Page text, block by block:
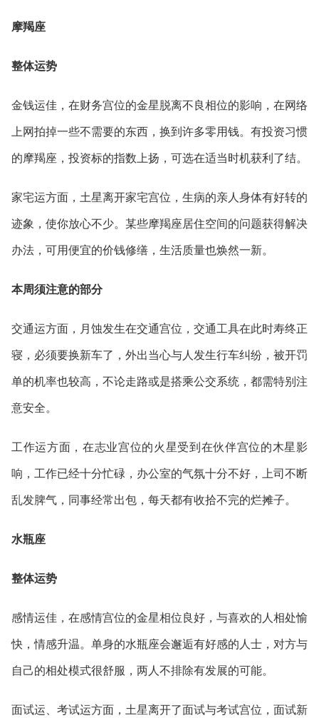
摩羯座
整体运势
金钱运佳，在财务宫位的金星脱离不良相位的影响，在网络
上网拍掉一些不需要的东西，换到许多零用钱。有投资习惯
的摩羯座，投资标的指数上扬，可选在适当时机获利了结。
家宅运方面，土星离开家宅宫位，生病的亲人身体有好转的
迹象，使你放心不少。某些摩羯座居住空间的问题获得解决
办法，可用便宜的价钱修缮，生活质量也焕然一新。
本周须注意的部分
交通运方面，月蚀发生在交通宫位，交通工具在此时寿终正
寝，必须要换新车了，外出当心与人发生行车纠纷，被开罚
单的机率也较高，不论走路或是搭乘公交系统，都需特别注
意安全。
工作运方面，在志业宫位的火星受到在伙伴宫位的木星影
响，工作已经十分忙碌，办公室的气氛十分不好，上司不断
乱发脾气，同事经常出包，每天都有收拾不完的烂摊子。
水瓶座
整体运势
感情运佳，在感情宫位的金星相位良好，与喜欢的人相处愉
快，情感升温。单身的水瓶座会邂逅有好感的人士，对方与
自己的相处模式很舒服，两人不排除有发展的可能。
面试运、考试运方面，土星离开了面试与考试宫位，面试新